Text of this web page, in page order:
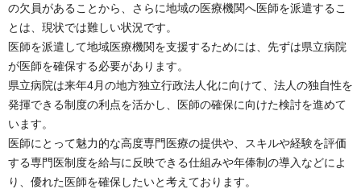
の欠員があることから、さらに地域の医療機関へ医師を派遣するこ
とは、現状では難しい状況です。
医師を派遣して地域医療機関を支援するためには、先ずは県立病院
が医師を確保する必要があります。
県立病院は来年4月の地方独立行政法人化に向けて、法人の独自性を
発揮できる制度の利点を活かし、医師の確保に向けた検討を進めて
います。
医師にとって魅力的な高度専門医療の提供や、スキルや経験を評価
する専門医制度を給与に反映できる仕組みや年俸制の導入などによ
り、優れた医師を確保したいと考えております。